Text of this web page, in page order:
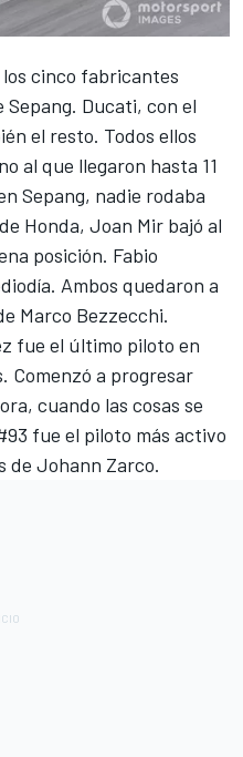
los cinco fabricantes
Ducati, con el
el resto. Todos ellos
al que llegaron hasta 11
Sepang, nadie rodaba
Honda, Joan Mir bajó al
posición. Fabio
Ambos quedaron a
Marco Bezzecchi.
fue el último piloto en
Comenzó a progresar
cuando las cosas se
fue el piloto más activo
de Johann Zarco.